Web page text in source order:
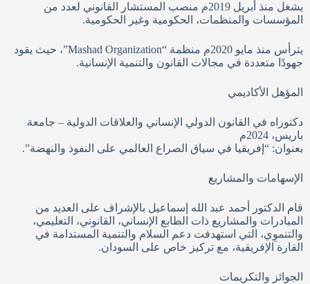
يشغل منذ أبريل 2019م منصب المستشار القانوني لعدد من
المؤسسات والمنظمات، الحكومية وغير الحكومية.
يترأس منذ مايو 2020م منظمة “Mashad Organization”، حيث يقود
جهودًا متعددة في مجالات القانون والتنمية الإنسانية.
المؤهل الأكاديمي
دكتوراه في القانون الدولي الإنساني والعلاقات الدولية – جامعة
باريس، 2024م
بعنوان: “إفريقيا في سياق الصراع العالمي على النفوذ والنهضة”.
الإسهامات والمشاريع
قام الدكتور أحمد عبد الله إسماعيل بالإشراف على العديد من
المبادرات والمشاريع ذات الطابع الإنساني، القانوني، التعليمي،
والتنموِي، التي استهدفت دعم السلام والتنمية المستدامة في
القارة الإفريقية، مع تركيز خاص على السودان.
الجوائز والتكريمات